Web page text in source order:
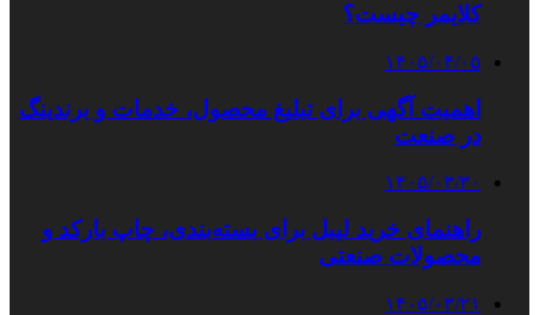
کلایمر چیست؟
۱۴۰۵/۰۴/۰۵
اهمیت آگهی برای تبلیغ محصول، خدمات و برندینگ
در صنعت
۱۴۰۵/۰۳/۳۰
راهنمای خرید لیبل برای بسته‌بندی، چاپ بارکد و
محصولات صنعتی
۱۴۰۵/۰۳/۲۱